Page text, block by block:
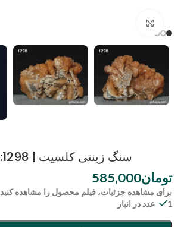
سنگ زینتی کلسیت | code:1298
تومان585,000
برای مشاهده جزئیات، فیلم محصول را مشاهده کنید
1 عدد در انبار